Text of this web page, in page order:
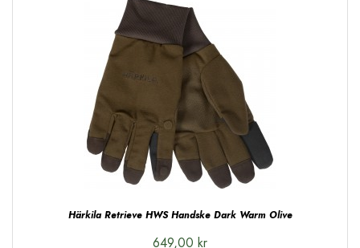
Härkila Retrieve HWS Handske Dark Warm Olive
649,00 kr